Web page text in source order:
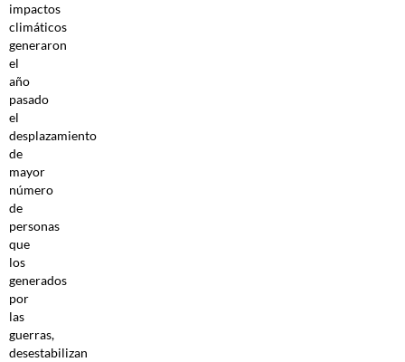
impactos
climáticos
generaron
el
año
pasado
el
desplazamiento
de
mayor
número
de
personas
que
los
generados
por
las
guerras,
desestabilizan